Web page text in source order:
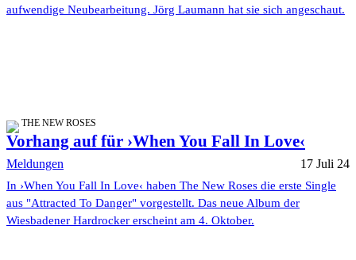
aufwendige Neubearbeitung. Jörg Laumann hat sie sich angeschaut.
THE NEW ROSES
Vorhang auf für ›When You Fall In Love‹
Meldungen 17 Juli 24
In ›When You Fall In Love‹ haben The New Roses die erste Single
aus "Attracted To Danger" vorgestellt. Das neue Album der
Wiesbadener Hardrocker erscheint am 4. Oktober.